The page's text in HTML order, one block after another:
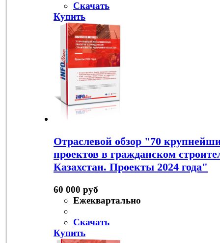
Скачать
Купить
Отраслевой обзор "70
проектов в гражданском
Казахстан. Проекты 2024 года"
60 000 руб
Ежеквартально
Скачать
Купить